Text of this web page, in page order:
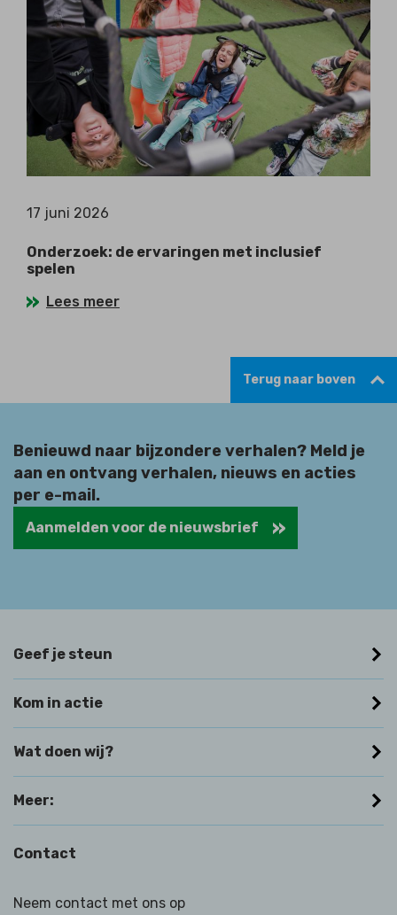
17 juni 2026
Onderzoek: de ervaringen met inclusief
spelen
Lees meer
Terug naar boven
Benieuwd naar bijzondere verhalen? Meld je
aan en ontvang verhalen, nieuws en acties
per e-mail.
Aanmelden voor de nieuwsbrief
Geef je steun
Kom in actie
Wat doen wij?
Meer:
Contact
Neem contact met ons op